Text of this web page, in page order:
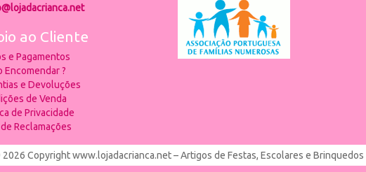
ao Cliente
e Pagamentos
Encomendar ?
e Devoluções
de Venda
de Privacidade
Reclamações
2026 Copyright www.lojadacrianca.net – Artigos de Festas, Escolares e Brinquedos |